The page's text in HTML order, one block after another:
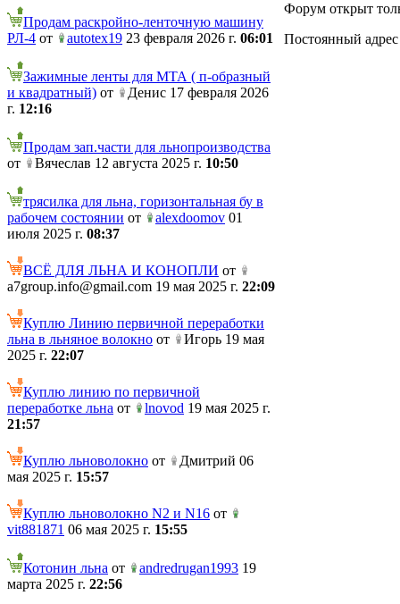
Продам раскройно-ленточную машину
РЛ-4 от autotex19 23 февраля 2026 г. 06:01
Зажимные ленты для МТА ( п-образный
и квадратный) от
Денис 17 февраля 2026
г. 12:16
Продам зап.части для льнопроизводства
от
Вячеслав 12 августа 2025 г. 10:50
трясилка для льна, горизонтальная бу в
рабочем состоянии от alexdoomov 01
июля 2025 г. 08:37
ВСЁ ДЛЯ ЛЬНА И КОНОПЛИ от
a7group.info@gmail.com 19 мая 2025 г. 22:09
Куплю Линию первичной переработки
льна в льняное волокно от
Игорь 19 мая
2025 г. 22:07
Куплю линию по первичной
переработке льна от lnovod 19 мая 2025 г.
21:57
Куплю льноволокно от
Дмитрий 06
мая 2025 г. 15:57
Куплю льноволокно N2 и N16 от
vit881871 06 мая 2025 г. 15:55
Котонин льна от andredrugan1993 19
марта 2025 г. 22:56
Форум открыт
Постоянный